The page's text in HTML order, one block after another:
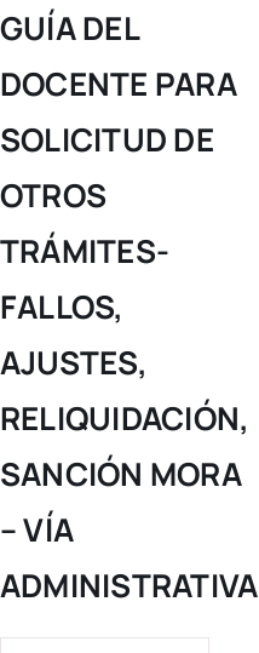
Skip
to
content
GUÍA DEL
DOCENTE PARA
SOLICITUD DE
OTROS
TRÁMITES-
FALLOS,
AJUSTES,
RELIQUIDACIÓN,
SANCIÓN MORA
– VÍA
ADMINISTRATIVA